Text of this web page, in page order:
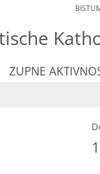
ZUPNE